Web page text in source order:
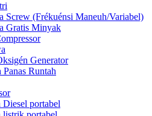
Screw (Frékuénsi Maneuh/Variabel)
Gratis Minyak
Generator
Runtah
portabel